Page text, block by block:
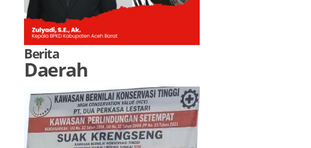
Berita
Daerah